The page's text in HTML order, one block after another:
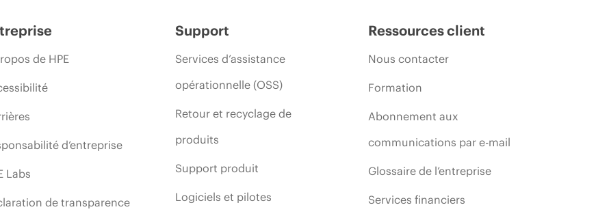
de HPE
d’entreprise
Labs
de transparence
Support
Services d’assistance
opérationnelle (OSS)
Retour et recyclage de
produits
Support produit
Logiciels et pilotes
Ressources client
Nous contacter
Formation
Abonnement aux
communications par e-mail
Glossaire de l’entreprise
Services financiers